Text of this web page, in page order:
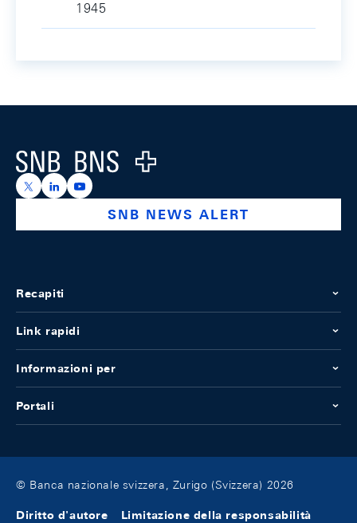
1945
Logo
https://x.com/snb_bns
https://ch.linkedin.com/company/swiss-national-
https://www.youtube.com/@swissnationalbank
SNB NEWS ALERT
Recapiti
Link rapidi
Informazioni per
Portali
© Banca nazionale svizzera, Zurigo (Svizzera) 2026
Diritto d'autore Limitazione della responsabilità